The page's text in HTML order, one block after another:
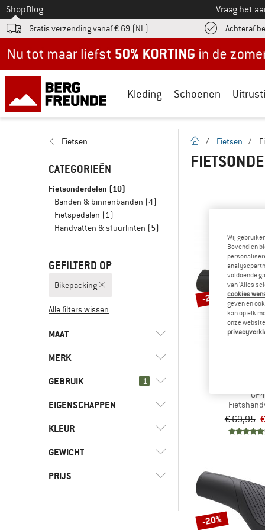
Naar
ShopBlog Vraag het
Gratis verzending vanaf € 69 (NL) Achteraf
Kleding Schoenen
Fietsen
CATEGORIEËN
Fietsonderdelen (10)
Banden & binnenbanden (4)
Fietspedalen (1)
Handvatten & stuurlinten (5)
GEFILTERD OP
Bikepacking
Alle filters wissen
MAAT
27,5 ZOLL
MERK
Continental
GEBRUIK 1
Bikepacking(10)
Bike to work
Fietsen
EIGENSCHAPPEN
Geschikt voor e-bike
Lekbescherming
KLEUR
GEWICHT
PRIJS
Startpagina
/ Fietsen /
-20%
GP4
€ 69,95
-20%
Wij
Bovendien
voldoende
van ‘Alles
cookies
geven en
kan op elk
onze